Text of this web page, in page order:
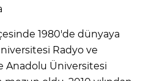
1980'de dünyaya
Radyo ve
Anadolu Üniversitesi